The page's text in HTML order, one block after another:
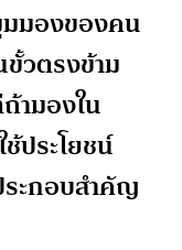
มมองของคน
วตรงข้าม
ามองใน
ประโยชน์
ระกอบสำคัญ